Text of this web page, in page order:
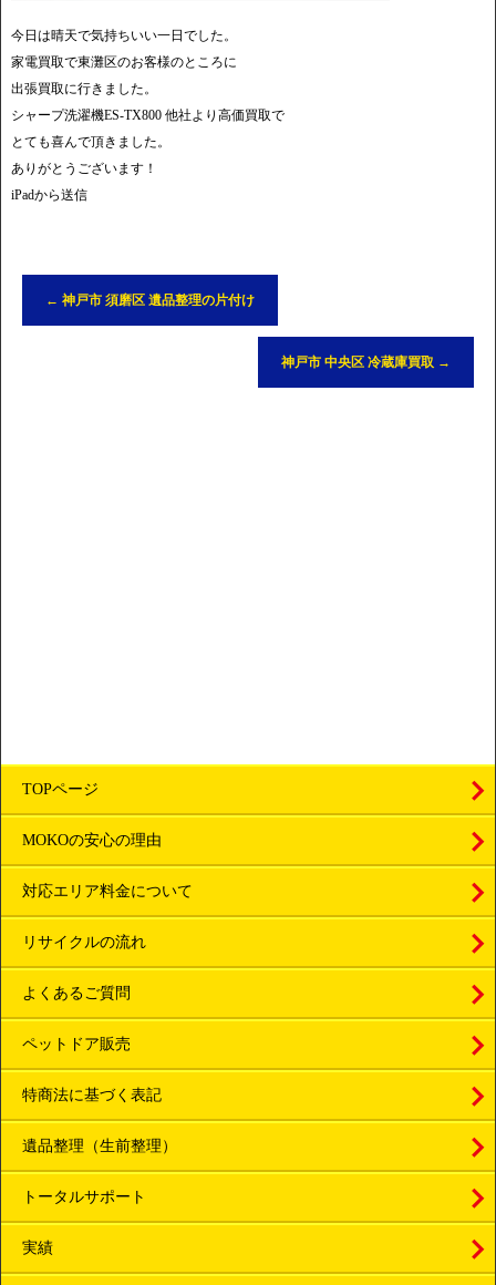
今日は晴天で気持ちいい一日でした。
家電買取で東灘区のお客様のところに
出張買取に行きました。
シャープ洗濯機ES-TX800 他社より高価買取で
とても喜んで頂きました。
ありがとうございます！
iPadから送信
← 神戸市 須磨区 遺品整理の片付け
神戸市 中央区 冷蔵庫買取 →
TOPページ
MOKOの安心の理由
対応エリア料金について
リサイクルの流れ
よくあるご質問
ペットドア販売
特商法に基づく表記
遺品整理（生前整理）
トータルサポート
実績